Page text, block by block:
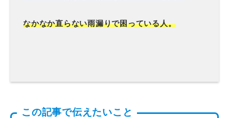
なかなか直らない雨漏りで困っている人。
この記事で伝えたいこと